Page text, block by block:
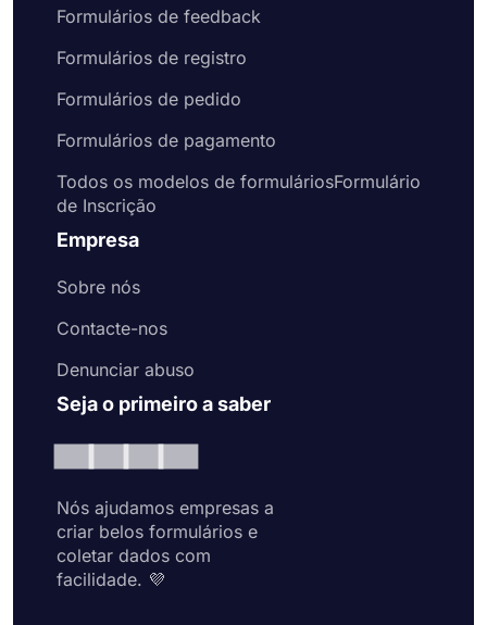
Formulários de feedback
Formulários de registro
Formulários de pedido
Formulários de pagamento
Todos os modelos de formuláriosFormulário
de Inscrição
Empresa
Sobre nós
Contacte-nos
Denunciar abuso
Seja o primeiro a saber
Nós ajudamos empresas a
criar belos formulários e
coletar dados com
facilidade. 💜